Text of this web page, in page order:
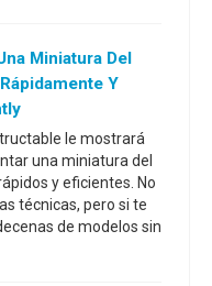
Miniatura Del
Y
le mostrará
una miniatura del
y eficientes. No
técnicas, pero si te
de modelos sin